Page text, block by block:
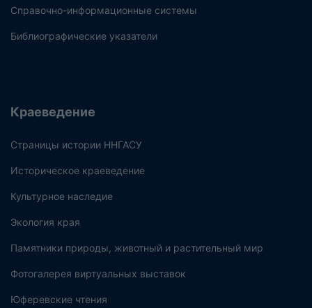
Справочно-информационные системы
Библиографические указатели
Краеведение
Страницы истории ННГАСУ
Историческое краеведение
Культурное наследие
Экология края
Памятники природы, животный и растительный мир
Фотогалерея виртуальных выставок
Юферевские чтения